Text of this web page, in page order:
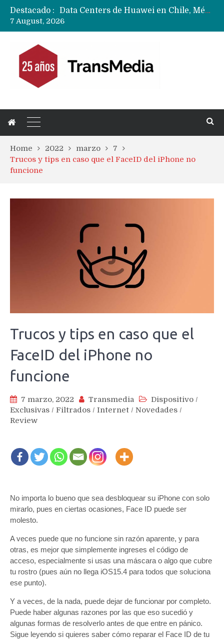
Destacado :
Data Centers de Huawei en Chile, México, Brasil,Perú y Argentina podrían verse afectados por arremetida de EE.UU
7 August, 2026
Home 2022 marzo
7
Trucos y tips en caso que el FaceID del iPhone no
funcione
Trucos y tips en caso que el
FaceID del iPhone no
funcione
7 marzo, 2022 Transmedia Dispositivo /
Exclusivas / Filtrados / Internet / Novedades /
Review
No importa lo bueno que sea desbloquear su iPhone con solo
mirarlo, pues en ciertas ocasiones, Face ID puede ser
molesto.
A veces puede que no funcione sin razón aparente, y para
otras, es mejor que simplemente ingreses el código de
acceso, especialmente si usas una máscara o algo que cubre
tu rostro (pues aún no llega iOS15.4 para todos que soluciona
ese punto).
Y a veces, de la nada, puede dejar de funcionar por completo.
Puede haber algunas razones por las que eso sucedió y
algunas formas de resolverlo antes de que entre en pánico.
Sigue leyendo si quieres saber cómo reparar el Face ID de tu